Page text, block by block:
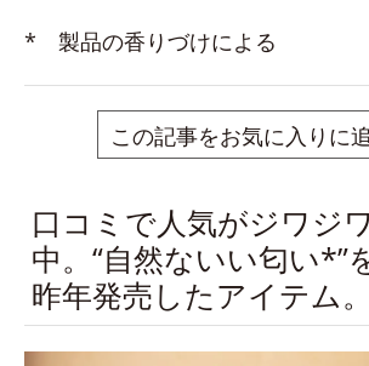
* 製品の香りづけによる
この記事をお気に入りに
口コミで人気がジワジ
中。“自然ないい匂い*”
昨年発売したアイテム。